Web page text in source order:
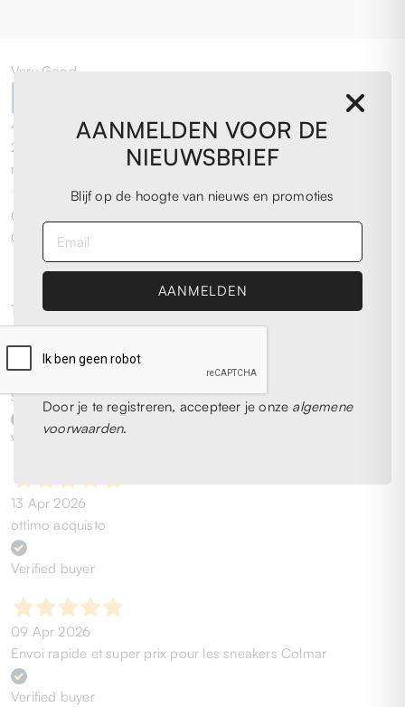
AANMELDEN VOOR DE
NIEUWSBRIEF
Blijf op de hoogte van nieuws en promoties
Door je te registreren, accepteer je onze algemene
voorwaarden.
Very Good
4,0
2.076
reviews
Our 4 and 5 star reviews.
Click here to read them all >
Previous
Next
11 May 2026
Personalmente, ottima esperienza. Acquistato scarpe da
running ad un prezzaccio, oltre al fatto che si trattasse di
scarpe ormai introvabili, quindi ne sono super contento.
Spedizione rapida. (chi cerca trova)
Verified buyer
13 Apr 2026
ottimo acquisto
Verified buyer
09 Apr 2026
Envoi rapide et super prix pour les sneakers Colmar
Verified buyer